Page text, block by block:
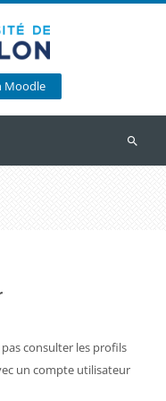
Moodle
consulter les profils
un compte utilisateur